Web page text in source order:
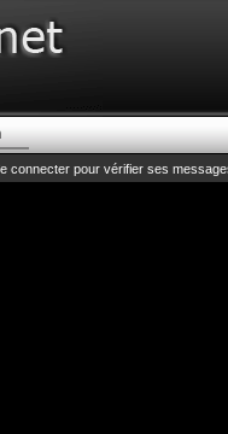
connecter pour vérifier ses